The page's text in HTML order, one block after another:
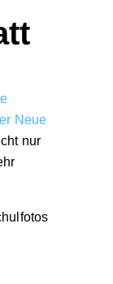
Neue
nur